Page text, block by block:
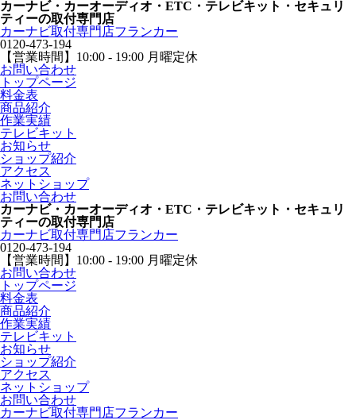
カーナビ・カーオーディオ・ETC・テレビキット・セキュリ
ティーの取付専門店
カーナビ取付専⾨店フランカー
0120-473-194
【営業時間】 10:00 - 19:00 月曜定休
お問い合わせ
トップページ
料金表
商品紹介
作業実績
テレビキット
お知らせ
ショップ紹介
アクセス
ネットショップ
お問い合わせ
カーナビ・カーオーディオ・ETC・テレビキット・セキュリ
ティーの取付専門店
カーナビ取付専⾨店フランカー
0120-473-194
【営業時間】 10:00 - 19:00 月曜定休
お問い合わせ
トップページ
料金表
商品紹介
作業実績
テレビキット
お知らせ
ショップ紹介
アクセス
ネットショップ
お問い合わせ
カーナビ取付専⾨店フランカー